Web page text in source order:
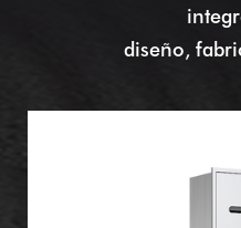
diseño,